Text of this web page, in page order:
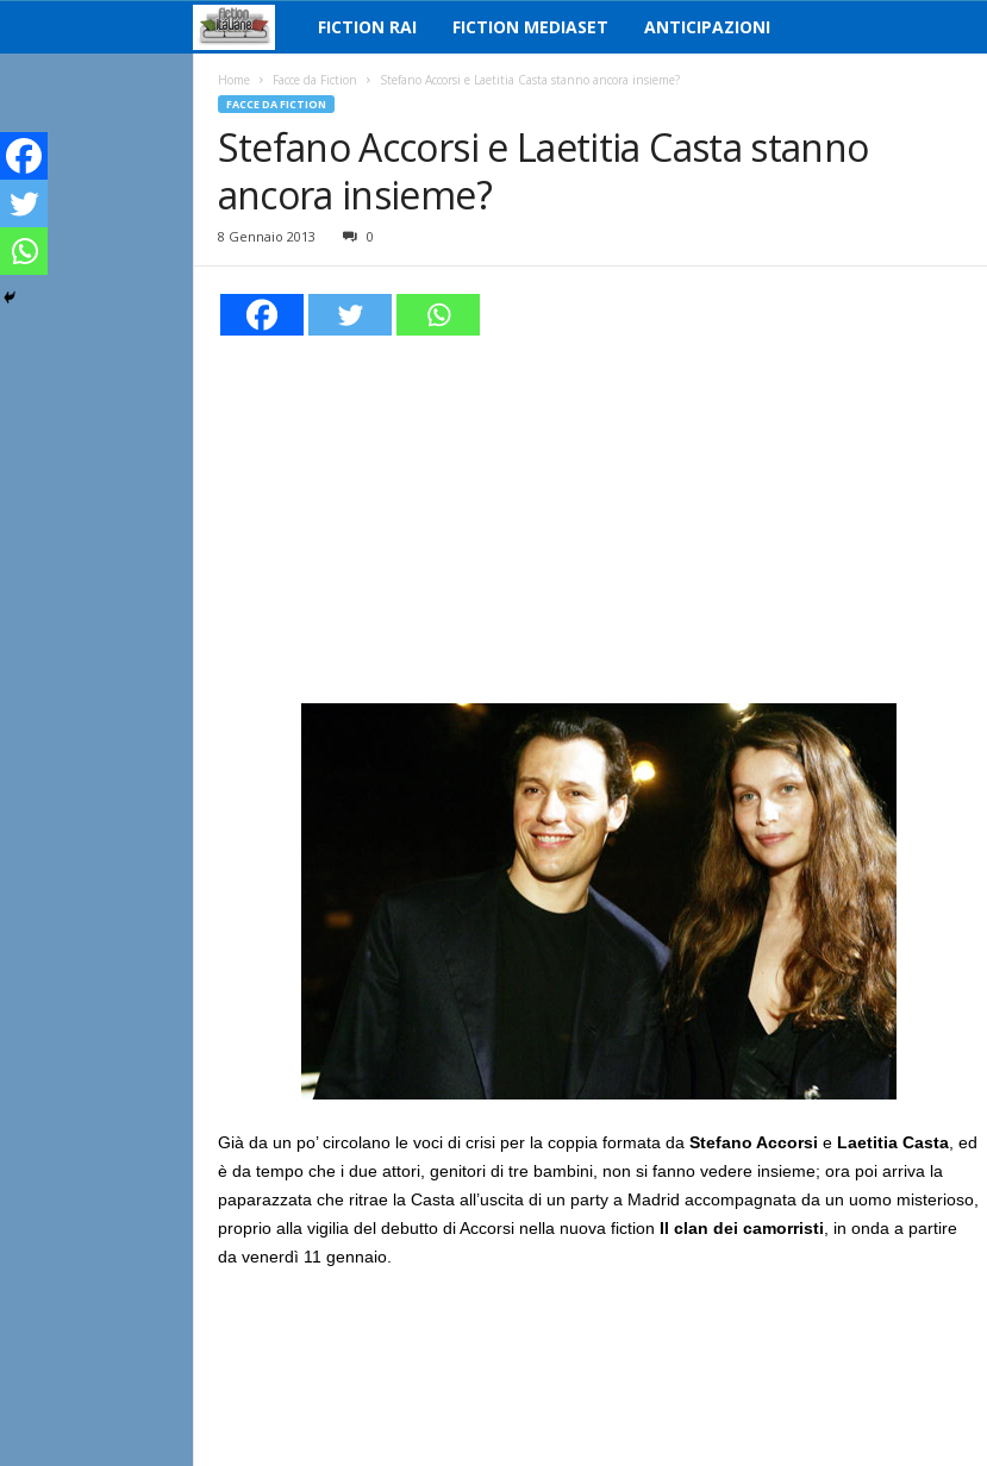
i
i
n
n
FICTION RAI FICTION MEDIASET ANTICIPAZIONI
Home Facce da Fiction Stefano Accorsi e Laetitia Casta stanno ancora insieme?
FACCE DA FICTION
Stefano Accorsi e Laetitia Casta stanno
ancora insieme?
8 Gennaio 2013 0
Già da un po’ circolano le voci di crisi per la coppia formata da Stefano Accorsi e Laetitia Casta, ed
è da tempo che i due attori, genitori di tre bambini, non si fanno vedere insieme; ora poi arriva la
paparazzata che ritrae la Casta all’uscita di un party a Madrid accompagnata da un uomo misterioso,
proprio alla vigilia del debutto di Accorsi nella nuova fiction Il clan dei camorristi , in onda a partire
da venerdì 11 gennaio.